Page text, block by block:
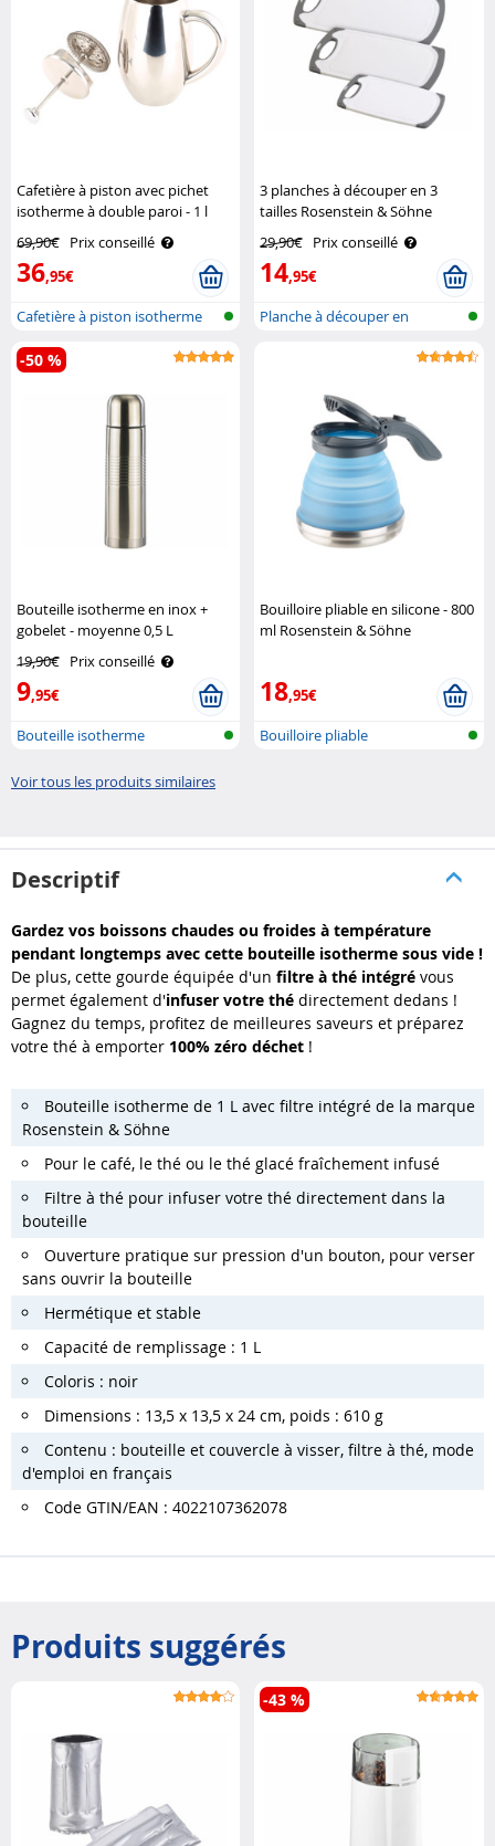
Cafetière à piston avec pichet
isotherme à double paroi - 1 l
Rosenstein & Söhne
69,90€ Prix conseillé
36,95€
Cafetière à piston isotherme
3 planches à découper en 3
tailles Rosenstein & Söhne
29,90€ Prix conseillé
14,95€
Planche à découper en
Bouteille isotherme en inox +
gobelet - moyenne 0,5 L
Rosenstein & Söhne
19,90€ Prix conseillé
9,95€
-50 %
Bouteille isotherme
Bouilloire pliable en silicone - 800
ml Rosenstein & Söhne
18,95€
Bouilloire pliable
Voir tous les produits similaires
Descriptif
Gardez vos boissons chaudes ou froides à température
pendant longtemps avec cette bouteille isotherme sous vide !
De plus, cette gourde équipée d'un filtre à thé intégré vous
permet également d'infuser votre thé directement dedans !
Gagnez du temps, profitez de meilleures saveurs et préparez
votre thé à emporter 100% zéro déchet !
Bouteille isotherme de 1 L avec filtre intégré de la marque
Rosenstein & Söhne
Pour le café, le thé ou le thé glacé fraîchement infusé
Filtre à thé pour infuser votre thé directement dans la
bouteille
Ouverture pratique sur pression d'un bouton, pour verser
sans ouvrir la bouteille
Hermétique et stable
Capacité de remplissage : 1 L
Coloris : noir
Dimensions : 13,5 x 13,5 x 24 cm, poids : 610 g
Contenu : bouteille et couvercle à visser, filtre à thé, mode
d'emploi en français
Code GTIN/EAN : 4022107362078
Produits suggérés
-43 %